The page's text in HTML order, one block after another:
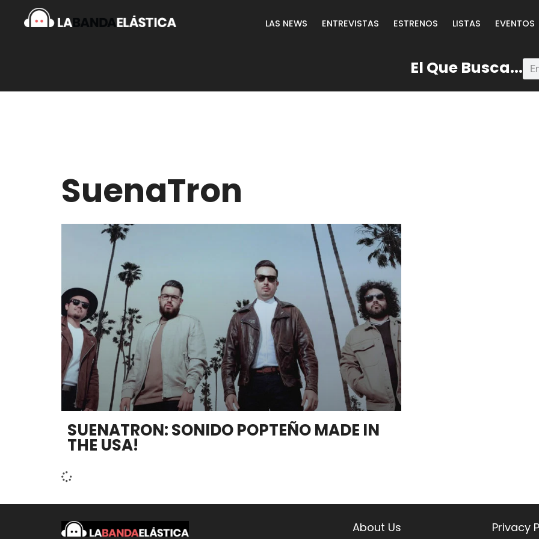
LAS NEWS ENTREVISTAS ESTRENOS LISTAS EVENTOS
El Que Busca...
SuenaTron
SUENATRON: SONIDO POPTEÑO MADE IN
THE USA!
About Us
Privacy